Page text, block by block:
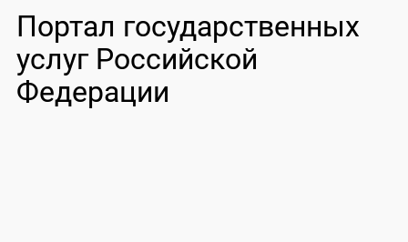
Портал государственных
услуг Российской
Федерации